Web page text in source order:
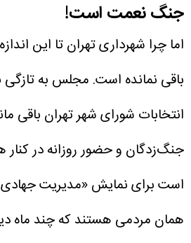
جنگ نعمت است!
اما چرا شهرداری تهران تا این
باقی نمانده است.
انتخابات شورای شهر تهران باقی
جنگ‌زدگان و حضور روزانه در کنار
است برای نمایش «مدیریت
همان مردمی هستند که چند ماه